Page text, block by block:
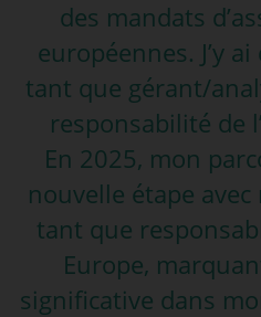
des mandats
européennes. J’y
tant que gérant/
responsabilité de
En 2025, mon
nouvelle étape
tant que
Europe,
significative dans